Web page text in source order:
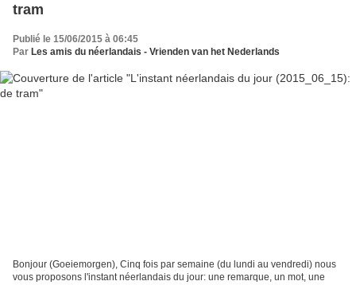
tram
Publié le 15/06/2015 à 06:45
Par Les amis du néerlandais - Vrienden van het Nederlands
Bonjour (Goeiemorgen), Cinq fois par semaine (du lundi au vendredi) nous
vous proposons l'instant néerlandais du jour: une remarque, un mot, une